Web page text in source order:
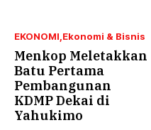
EKONOMI Ekonomi & Bisnis
Menkop Meletakkan
Batu Pertama
Pembangunan
KDMP Dekai di
Yahukimo